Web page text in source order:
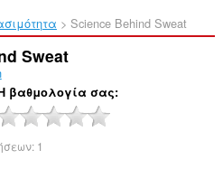
Science Behind Sweat‎
Sweat
βαθμολογία σας
1